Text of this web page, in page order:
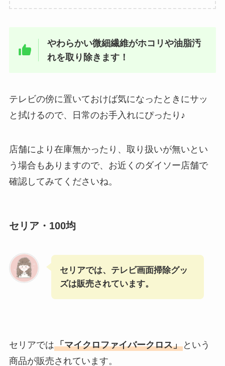
やわらかい微細繊維がホコリや油脂汚
れを取り除きます！
テレビの傍に置いておけば気になったときにサッ
と拭けるので、日常のお手入れにぴったり♪
店舗により在庫無かったり、取り扱いが無いとい
う場合もありますので、お近くのダイソー店舗で
確認してみてくださいね。
セリア・100均
セリアでは、テレビ画面掃除グッ
ズは販売されています。
セリアでは「マイクロファイバークロス」という
商品が販売されています。